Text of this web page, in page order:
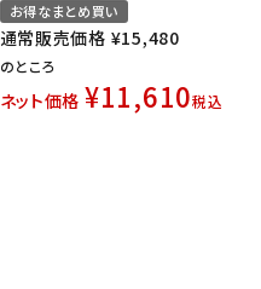
お得なまとめ買い
通常販売価格 ¥15,480
のところ
ネット価格 ¥11,610税込